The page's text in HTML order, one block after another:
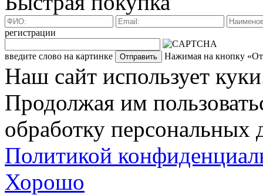
регистрации
введите слово на картинке Нажимая на кнопку
Наш сайт использует
Продолжая им
обработку персональных
Политикой
Хорошо